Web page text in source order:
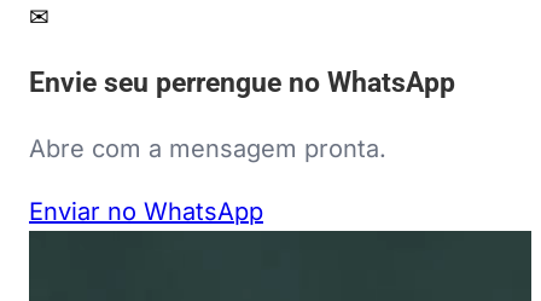
✉
Envie seu perrengue no WhatsApp
Abre com a mensagem pronta.
Enviar no WhatsApp